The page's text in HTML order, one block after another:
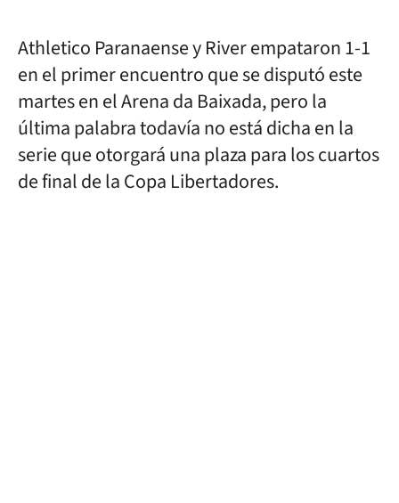
Athletico Paranaense y River empataron 1-1
en el primer encuentro que se disputó este
martes en el Arena da Baixada, pero la
última palabra todavía no está dicha en la
serie que otorgará una plaza para los cuartos
de final de la Copa Libertadores.